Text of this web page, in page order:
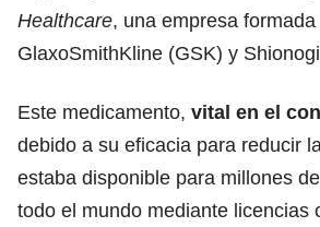
Healthcare, una empresa
GlaxoSmithKline (GSK) y
Este medicamento, vital en el
debido a su eficacia para reducir
estaba disponible para millones
todo el mundo mediante licencias